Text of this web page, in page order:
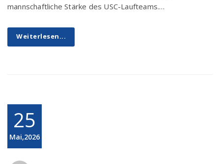
mannschaftliche Stärke des USC-Laufteams.…
Weiterlesen...
25
Mai,2026